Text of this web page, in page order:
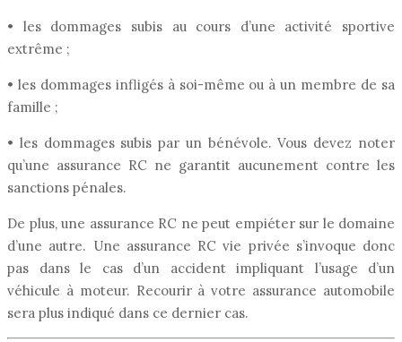
• les dommages subis au cours d’une activité sportive
extrême ;
• les dommages infligés à soi-même ou à un membre de sa
famille ;
• les dommages subis par un bénévole. Vous devez noter
qu’une assurance RC ne garantit aucunement contre les
sanctions pénales.
De plus, une assurance RC ne peut empiéter sur le domaine
d’une autre. Une assurance RC vie privée s’invoque donc
pas dans le cas d’un accident impliquant l’usage d’un
véhicule à moteur. Recourir à votre assurance automobile
sera plus indiqué dans ce dernier cas.